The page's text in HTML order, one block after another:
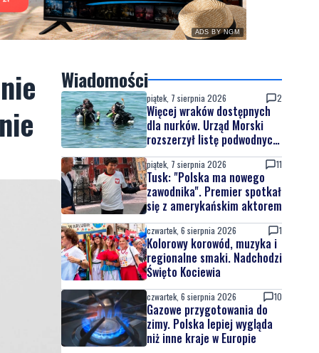
ADS BY NGM
Wiadomości
piątek, 7 sierpnia 2026 2
Więcej wraków dostępnych
dla nurków. Urząd Morski
rozszerzył listę podwodnych
atrakcji
piątek, 7 sierpnia 2026 11
Tusk: "Polska ma nowego
zawodnika". Premier spotkał
się z amerykańskim aktorem
czwartek, 6 sierpnia 2026 1
Kolorowy korowód, muzyka i
regionalne smaki. Nadchodzi
Święto Kociewia
czwartek, 6 sierpnia 2026 10
Gazowe przygotowania do
zimy. Polska lepiej wygląda
niż inne kraje w Europie